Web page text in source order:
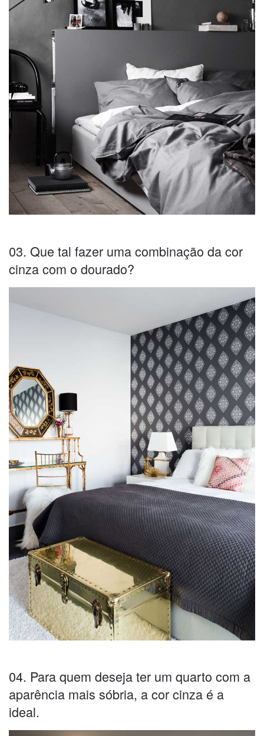
03. Que tal fazer uma combinação da cor
cinza com o dourado?
04. Para quem deseja ter um quarto com a
aparência mais sóbria, a cor cinza é a
ideal.